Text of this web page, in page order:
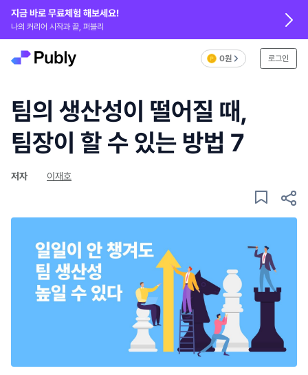
지금 바로 무료체험 해보세요!
나의 커리어 시작과 끝, 퍼블리
0원 로그인
팀의 생산성이 떨어질 때,
팀장이 할 수 있는 방법 7
저자 이재호